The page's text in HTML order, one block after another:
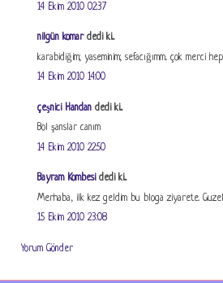
14 Ekim 2010 02:37
nilgün komardedi ki...
karabidiğim; yaseminim; sefacığımm.. çok merci
14 Ekim 2010 14:00
çeşnici Handan dedi ki...
Bol şanslar canım
14 Ekim 2010 22:50
Bayram Kombesidedi ki...
Merhaba, ilk kez geldim bu bloga ziyarete.
15 Ekim 2010 23:08
Yorum Gönder